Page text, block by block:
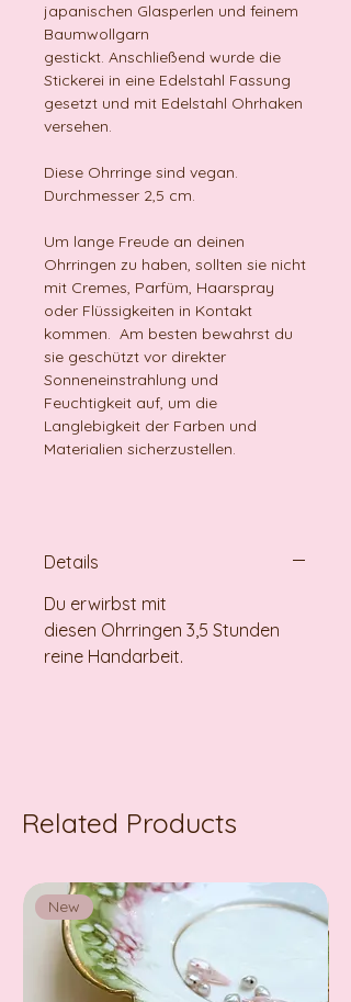
japanischen Glasperlen und feinem
Baumwollgarn
gestickt. Anschließend wurde die
Stickerei in eine Edelstahl Fassung
gesetzt und mit Edelstahl Ohrhaken
versehen.
Diese Ohrringe sind vegan.
Durchmesser 2,5 cm.
Um lange Freude an deinen
Ohrringen zu haben, sollten sie nicht
mit Cremes, Parfüm, Haarspray
oder Flüssigkeiten in Kontakt
kommen. Am besten bewahrst du
sie geschützt vor direkter
Sonneneinstrahlung und
Feuchtigkeit auf, um die
Langlebigkeit der Farben und
Materialien sicherzustellen.
Details
Du erwirbst mit
diesen Ohrringen 3,5 Stunden
reine Handarbeit.
Related Products
New